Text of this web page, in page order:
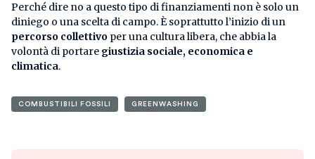
Perché dire no a questo tipo di finanziamenti non è solo un
diniego o una scelta di campo. È soprattutto l’inizio di un
percorso collettivo per una cultura libera, che abbia la
volontà di portare giustizia sociale, economica e
climatica.
COMBUSTIBILI FOSSILI GREENWASHING